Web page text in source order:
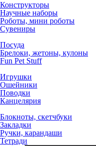
Конструкторы
Научные наборы
Роботы, мини роботы
Сувениры
Посуда
Брелоки, жетоны, кулоны
Fun Pet Stuff
Игрушки
Ошейники
Поводки
Канцелярия
Блокноты, скетчбуки
Закладки
Ручки, карандаши
Тетради